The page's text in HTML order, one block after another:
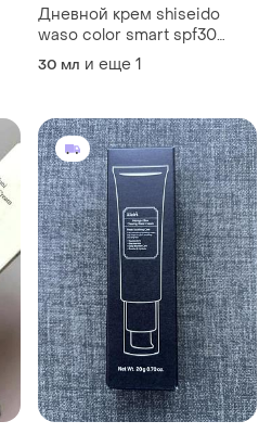
Дневной крем shiseido
waso color smart spf30
увлажняющий дневной
тонирующий крем вв для
30 мл и еще 1